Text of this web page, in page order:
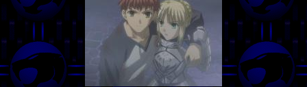
04/07/2026 -Ajout d'un dessin animé
Ajout du dessin animé Vilain Petit Canard (2000) dans la liste.
04/07/2026 -
Ajout d'un dessin animé
Ajout du dessin animé Le Noël du vilain petit canard (2003) dans la liste.